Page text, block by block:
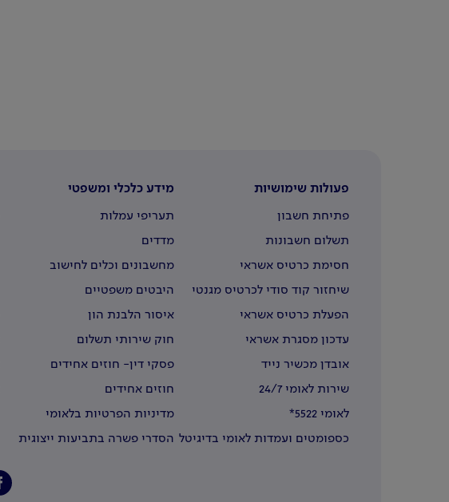
פעולות שימושיות
פתיחת חשבון
תשלום חשבונות
חסימת כרטיס אשראי
שיחזור קוד סודי לכרטיס מגנטי
הפעלת כרטיס אשראי
עדכון מסגרת אשראי
אובדן מכשיר נייד
שירות לאומי 24/7
לאומי 5522*
כספומטים ועמדות לאומי בדיגיטל
מידע כלכלי ומשפטי
תעריפי עמלות
מדדים
מחשבונים וכלים לחישוב
היבטים משפטיים
איסור הלבנת הון
חוק שירותי תשלום
פסקי דין- חוזים אחידים
חוזים אחידים
מדיניות הפרטיות בלאומי
הסדרי פשרה בתביעות ייצוגית